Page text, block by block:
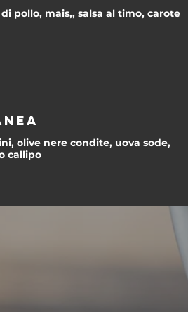
pollo, mais,, salsa al timo, carote
olive nere condite, uova sode,
callipo